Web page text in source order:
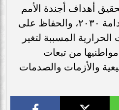
أهداف أجندة الأمم
المتحدة للتنمية المستدامة ٢٠٣٠، والحفاظ على
الحرارية المسببة لتغير
من تبعات
والأزمات والصدمات